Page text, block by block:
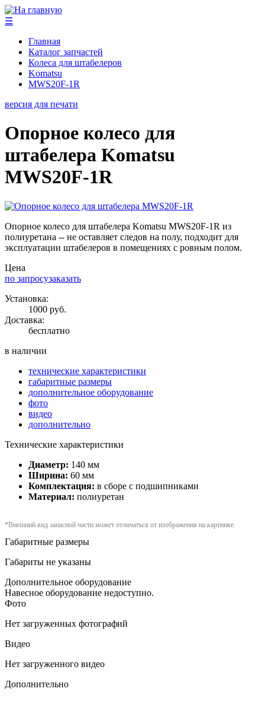
☰
Главная
Каталог запчастей
Колеса для штабелеров
Komatsu
MWS20F-1R
версия для печати
Опорное колесо для
штабелера Komatsu
MWS20F-1R
Опорное колесо для штабелера Komatsu MWS20F-1R из
полиуретана -- не оставляет следов на полу, подходит для
эксплуатации штабелеров в помещениях с ровным полом.
Цена
по запросузаказать
Установка:
1000 руб.
Доставка:
бесплатно
в наличии
технические характеристики
габаритные размеры
дополнительное оборудование
фото
видео
дополнительно
Технические характеристики
Диаметр: 140 мм
Ширина: 60 мм
Комплектация: в сборе с подшипниками
Материал: полиуретан
*Внешний вид запасной части может отличаться от изображения на картинке.
Габаритные размеры
Габариты не указаны
Дополнительное оборудование
Навесное оборудование недоступно.
Фото
Нет загруженных фотографий
Видео
Нет загруженного видео
Дополнительно